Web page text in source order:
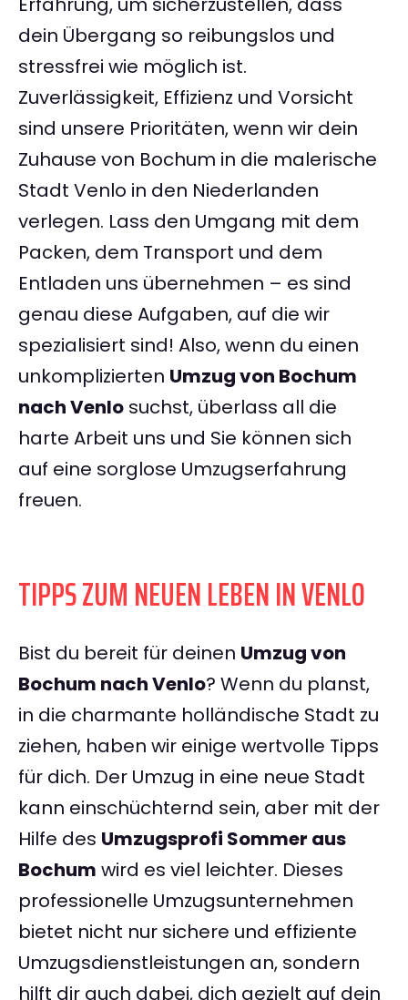
dein Übergang so reibungslos und
stressfrei wie möglich ist.
Zuverlässigkeit, Effizienz und Vorsicht
sind unsere Prioritäten, wenn wir dein
Zuhause von Bochum in die malerische
Stadt Venlo in den Niederlanden
verlegen. Lass den Umgang mit dem
Packen, dem Transport und dem
Entladen uns übernehmen – es sind
genau diese Aufgaben, auf die wir
spezialisiert sind! Also, wenn du einen
unkomplizierten Umzug von Bochum
nach Venlo suchst, überlass all die
harte Arbeit uns und Sie können sich
auf eine sorglose Umzugserfahrung
freuen.
TIPPS ZUM NEUEN LEBEN IN VENLO
Bist du bereit für deinen Umzug von
Bochum nach Venlo? Wenn du planst,
in die charmante holländische Stadt zu
ziehen, haben wir einige wertvolle Tipps
für dich. Der Umzug in eine neue Stadt
kann einschüchternd sein, aber mit der
Hilfe des Umzugsprofi Sommer aus
Bochum wird es viel leichter. Dieses
professionelle Umzugsunternehmen
bietet nicht nur sichere und effiziente
Umzugsdienstleistungen an, sondern
hilft dir auch dabei, dich gezielt auf dein